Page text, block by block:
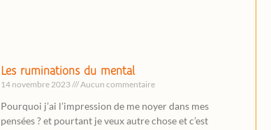
Les ruminations du mental
14 novembre 2023 Aucun commentaire
Pourquoi j’ai l’impression de me noyer dans mes
pensées ? et pourtant je veux autre chose et c’est